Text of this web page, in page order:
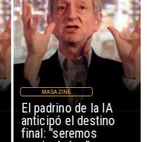
El padrino de la IA
anticipó el destino
final: "seremos
MAGAZINE